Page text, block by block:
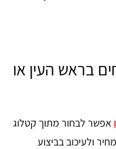
בראש העין או
אפשר לבחור מתוך קטלוג
ולעיכוב בביצוע